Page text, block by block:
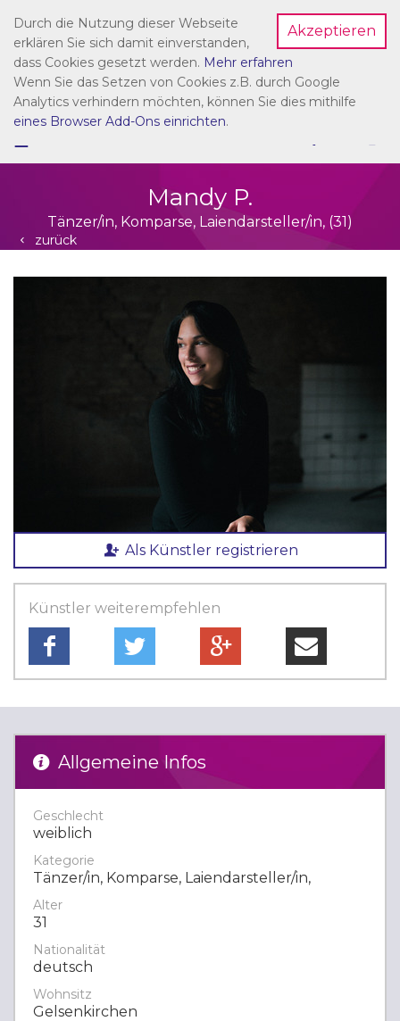
Dein Account
☰
Mandy P.
zurück
Tänzer/in, Komparse, Laiendarsteller/in, (31)
Als Künstler registrieren
Künstler weiterempfehlen
Allgemeine Infos
Geschlecht
weiblich
Kategorie
Tänzer/in, Komparse, Laiendarsteller/in,
Alter
31
Nationalität
deutsch
Wohnsitz
Gelsenkirchen
Akzeptieren
Durch die Nutzung dieser Webseite
erklären Sie sich damit einverstanden,
dass Cookies gesetzt werden. Mehr erfahren
Wenn Sie das Setzen von Cookies z.B. durch Google
Analytics verhindern möchten, können Sie dies mithilfe
eines Browser Add-Ons einrichten.